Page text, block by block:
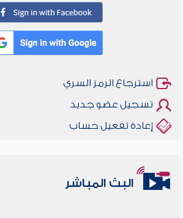
استرجاع الرمز السري
تسجيل عضو جديد
إعادة تفعيل حساب
البث المباشر